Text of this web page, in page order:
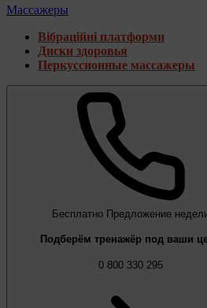
Массажеры
Вібраційні платформи
Диски здоровья
Перкуссионные массажеры
Бесплатно Предложение
Подберём тренажёр под ваши
0 800 330 295